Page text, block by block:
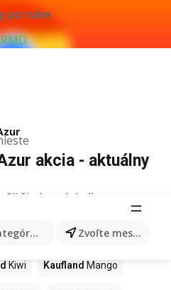
po ruke
produkty... Zvoľte mesto
akcia - aktuálny
žiadne výsledky.
Kiwi Kaufland Mango